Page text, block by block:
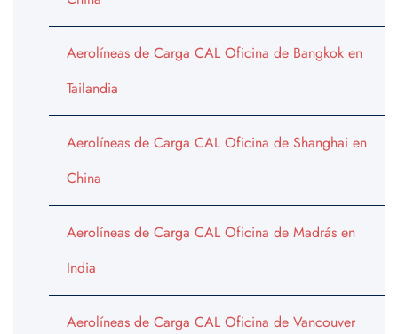
Aerolíneas de Carga CAL Oficina de Bangkok en
Tailandia
Aerolíneas de Carga CAL Oficina de Shanghai en
China
Aerolíneas de Carga CAL Oficina de Madrás en
India
Aerolíneas de Carga CAL Oficina de Vancouver